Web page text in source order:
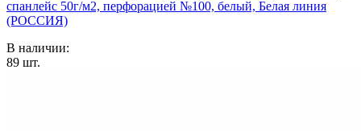
спанлейс 50г/м2, перфорацией №100, белый, Белая линия
(РОССИЯ)
В наличии:
89 шт.